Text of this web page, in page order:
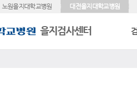
노원을지대학교병원 대전을지대학교병원